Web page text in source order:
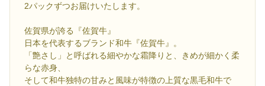
2パックずつお届けいたします。
佐賀県が誇る『佐賀牛』
日本を代表するブランド和牛『佐賀牛』。
「艶さし」と呼ばれる細やかな霜降りと、きめが細かく柔
らな赤身、
そして和牛独特の甘みと風味が特徴の上質な黒毛和牛で